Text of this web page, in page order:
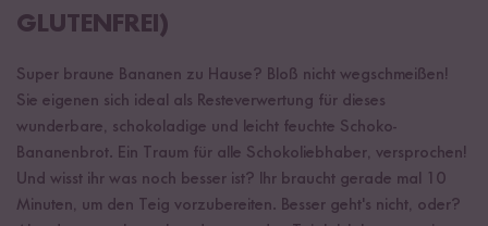
GLUTENFREI)
Super braune Bananen zu Hause? Bloß nicht wegschmeißen!
Sie eigenen sich ideal als Resteverwertung für dieses
wunderbare, schokoladige und leicht feuchte Schoko-
Bananenbrot. Ein Traum für alle Schokoliebhaber, versprochen!
Und wisst ihr was noch besser ist? Ihr braucht gerade mal 10
Minuten, um den Teig vorzubereiten. Besser geht's nicht, oder?